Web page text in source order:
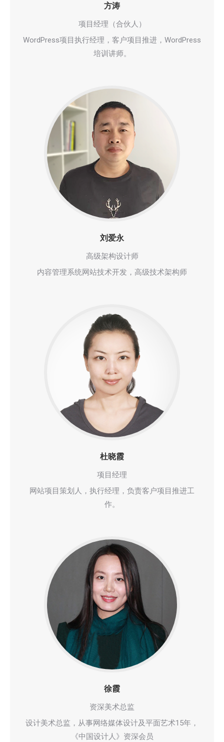
方涛
项目经理（合伙人）
WordPress项目执行经理，客户项目推进，WordPress
培训讲师。
刘爱永
高级架构设计师
内容管理系统网站技术开发，高级技术架构师
杜晓霞
项目经理
网站项目策划人，执行经理，负责客户项目推进工
作。
徐霞
资深美术总监
设计美术总监，从事网络媒体设计及平面艺术15年，
《中国设计人》资深会员